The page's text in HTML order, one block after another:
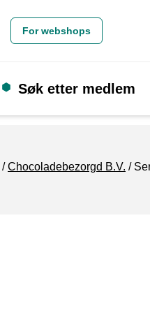
For webshops
Søk etter medlem
Chocoladebezorgd B.V.